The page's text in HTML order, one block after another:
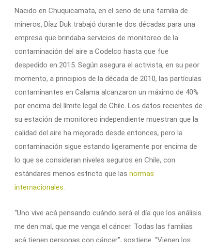
Nacido en Chuquicamata, en el seno de una familia de
mineros, Díaz Duk trabajó durante dos décadas para una
empresa que brindaba servicios de monitoreo de la
contaminación del aire a Codelco hasta que fue
despedido en 2015. Según asegura el activista, en su peor
momento, a principios de la década de 2010, las partículas
contaminantes en Calama alcanzaron un máximo de 40%
por encima del límite legal de Chile. Los datos recientes de
su estación de monitoreo independiente muestran que la
calidad del aire ha mejorado desde entonces, pero la
contaminación sigue estando ligeramente por encima de
lo que se consideran niveles seguros en Chile, con
estándares menos estricto que las normas
internacionales.
“Uno vive acá pensando cuándo será el día que los análisis
me den mal, que me venga el cáncer. Todas las familias
acá tienen personas con cáncer”, sostiene. “Vienen los